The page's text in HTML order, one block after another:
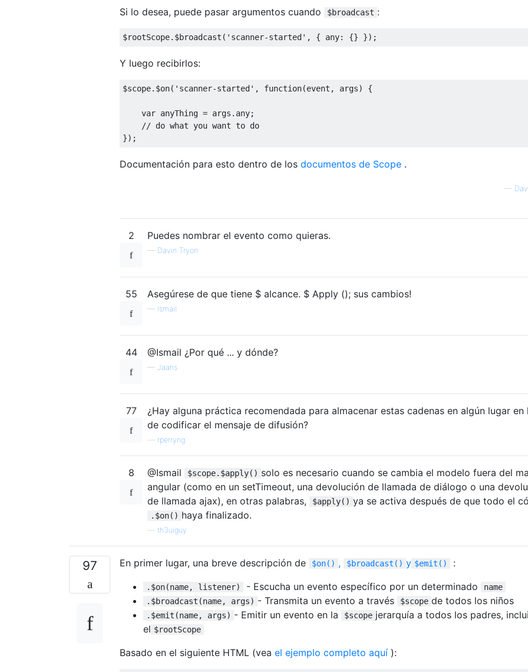
Si lo desea, puede pasar argumentos cuando $broadcast :
$rootScope. $broadcast ( 'scanner-started' , { any: {} });
Y luego recibirlos:
$scope. $on( 'scanner-started' , function(event , args) {
var anyThing = args . any;
// do what you want to do
});
Documentación para esto dentro de los documentos de Scope .
—
2 Puedes nombrar el evento como quieras.
— Davin Tryon
55 Asegúrese de que tiene $ alcance. $ Apply (); sus cambios!
— Ismail
44 @Ismail ¿Por qué ... y dónde?
— Jaans
77
¿Hay alguna práctica recomendada para almacenar estas cadenas en algún lugar en
de codificar el mensaje de difusión?
rperryng
8 @Ismail $scope.$apply() solo es necesario cuando se cambia el modelo fuera del
angular (como en un setTimeout, una devolución de llamada de diálogo o una
de llamada ajax), en otras palabras,
$apply() ya se activa después de que todo el
.$on() haya finalizado.
th3uiguy
97 En primer lugar, una breve descripción de $on() , $broadcast() y $emit() :
.$on(name, listener) - Escucha un evento específico por un determinado
name
.$broadcast(name, args) - Transmita un evento a través $scope de todos los niños
.$emit(name, args) - Emitir un evento en la $scope jerarquía a todos los padres,
el $rootScope
Basado en el siguiente HTML (vea el ejemplo completo aquí ):